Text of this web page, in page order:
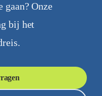
Onze
bij het